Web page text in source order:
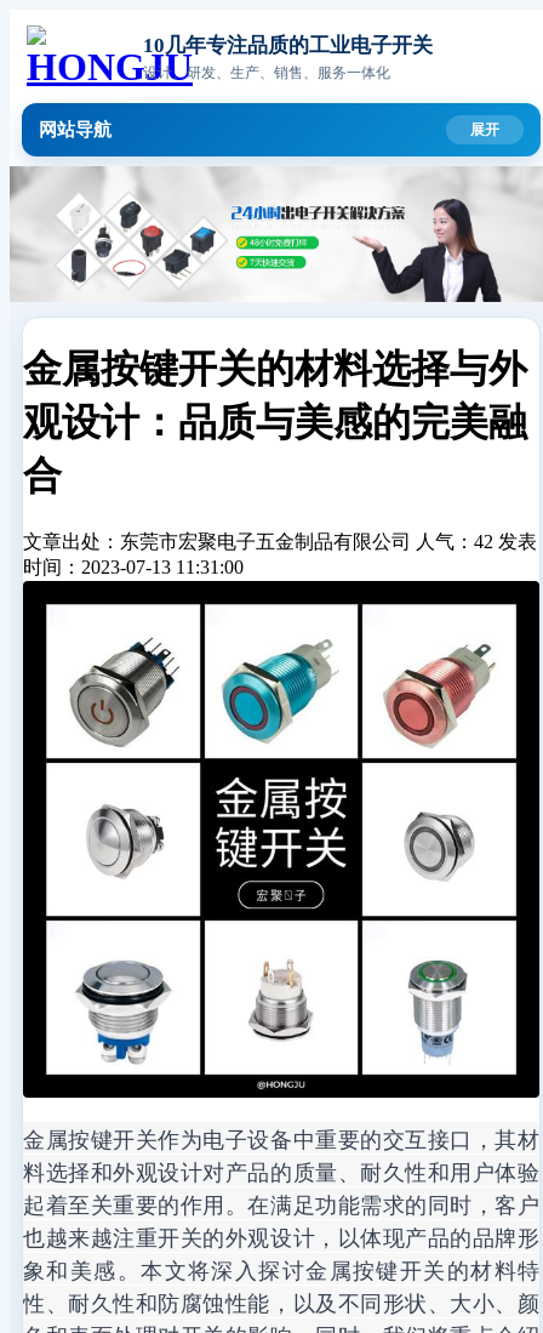
10几年专注品质的工业电子开关
设计、研发、生产、销售、服务一体化
网站导航
金属按键开关的材料选择与外
观设计：品质与美感的完美融
合
文章出处：东莞市宏聚电子五金制品有限公司 人气：42 发表
时间：2023-07-13 11:31:00
金属按键开关作为电子设备中重要的交互接口，其材
料选择和外观设计对产品的质量、耐久性和用户体验
起着至关重要的作用。在满足功能需求的同时，客户
也越来越注重开关的外观设计，以体现产品的品牌形
象和美感。本文将深入探讨金属按键开关的材料特
性、耐久性和防腐蚀性能，以及不同形状、大小、颜